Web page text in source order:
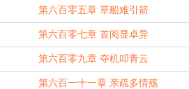
第六百零五章 草船难引箭
第六百零七章 首阅显卓异
第六百零九章 夺机叩青云
第六百一十一章 亲疏多情殇